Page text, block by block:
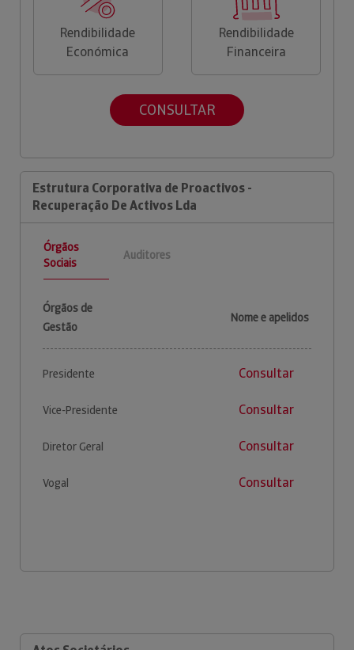
Rendibilidade
Económica
Rendibilidade
Financeira
CONSULTAR
Estrutura Corporativa de Proactivos -
Recuperação De Activos Lda
Órgãos
Sociais
Auditores
Órgãos de
Gestão
Nome e apelidos
Presidente Consultar
Vice-Presidente Consultar
Diretor Geral Consultar
Vogal Consultar